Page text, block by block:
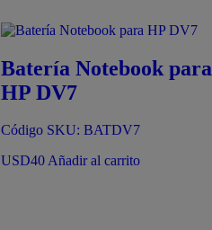
Batería Notebook para
HP DV7
Código SKU: BATDV7
USD40Añadir al carrito